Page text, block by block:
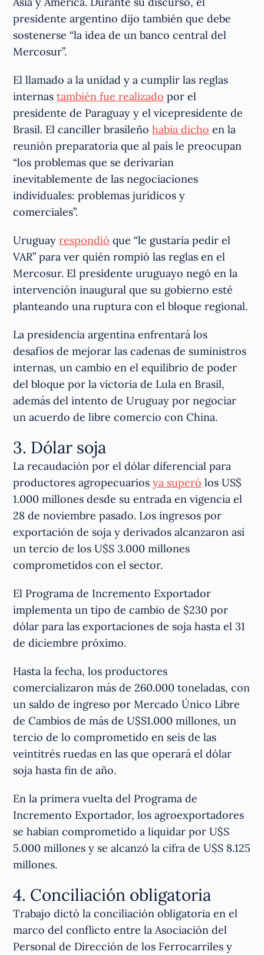
presidente argentino dijo también que debe
sostenerse “la idea de un banco central del
Mercosur”.
El llamado a la unidad y a cumplir las reglas
internastambién fue realizado por el
presidente de Paraguay y el vicepresidente de
Brasil. El canciller brasileñohabía dicho en la
reunión preparatoria que al país le preocupan
“los problemas que se derivarían
inevitablemente de las negociaciones
individuales: problemas jurídicos y
comerciales”.
Uruguayrespondió que “le gustaría pedir el
VAR” para ver quién rompió las reglas en el
Mercosur. El presidente uruguayo negó en la
intervención inaugural que su gobierno esté
planteando una ruptura con el bloque regional.
La presidencia argentina enfrentará los
desafíos de mejorar las cadenas de suministros
internas, un cambio en el equilibrio de poder
del bloque por la victoria de Lula en Brasil,
además del intento de Uruguay por negociar
un acuerdo de libre comercio con China.
3. Dólar soja
La recaudación por el dólar diferencial para
productores agropecuariosya superó los US$
1.000 millones desde su entrada en vigencia el
28 de noviembre pasado. Los ingresos por
exportación de soja y derivados alcanzaron así
un tercio de los U$S 3.000 millones
comprometidos con el sector.
El Programa de Incremento Exportador
implementa un tipo de cambio de $230 por
dólar para las exportaciones de soja hasta el 31
de diciembre próximo.
Hasta la fecha, los productores
comercializaron más de 260.000 toneladas, con
un saldo de ingreso por Mercado Único Libre
de Cambios de más de U$S1.000 millones, un
tercio de lo comprometido en seis de las
veintitrés ruedas en las que operará el dólar
soja hasta fin de año.
En la primera vuelta del Programa de
Incremento Exportador, los agroexportadores
se habían comprometido a liquidar por U$S
5.000 millones y se alcanzó la cifra de U$S 8.125
millones.
4. Conciliación obligatoria
Trabajo dictó la conciliación obligatoria en el
marco del conflicto entre la Asociación del
Personal de Dirección de los Ferrocarriles y